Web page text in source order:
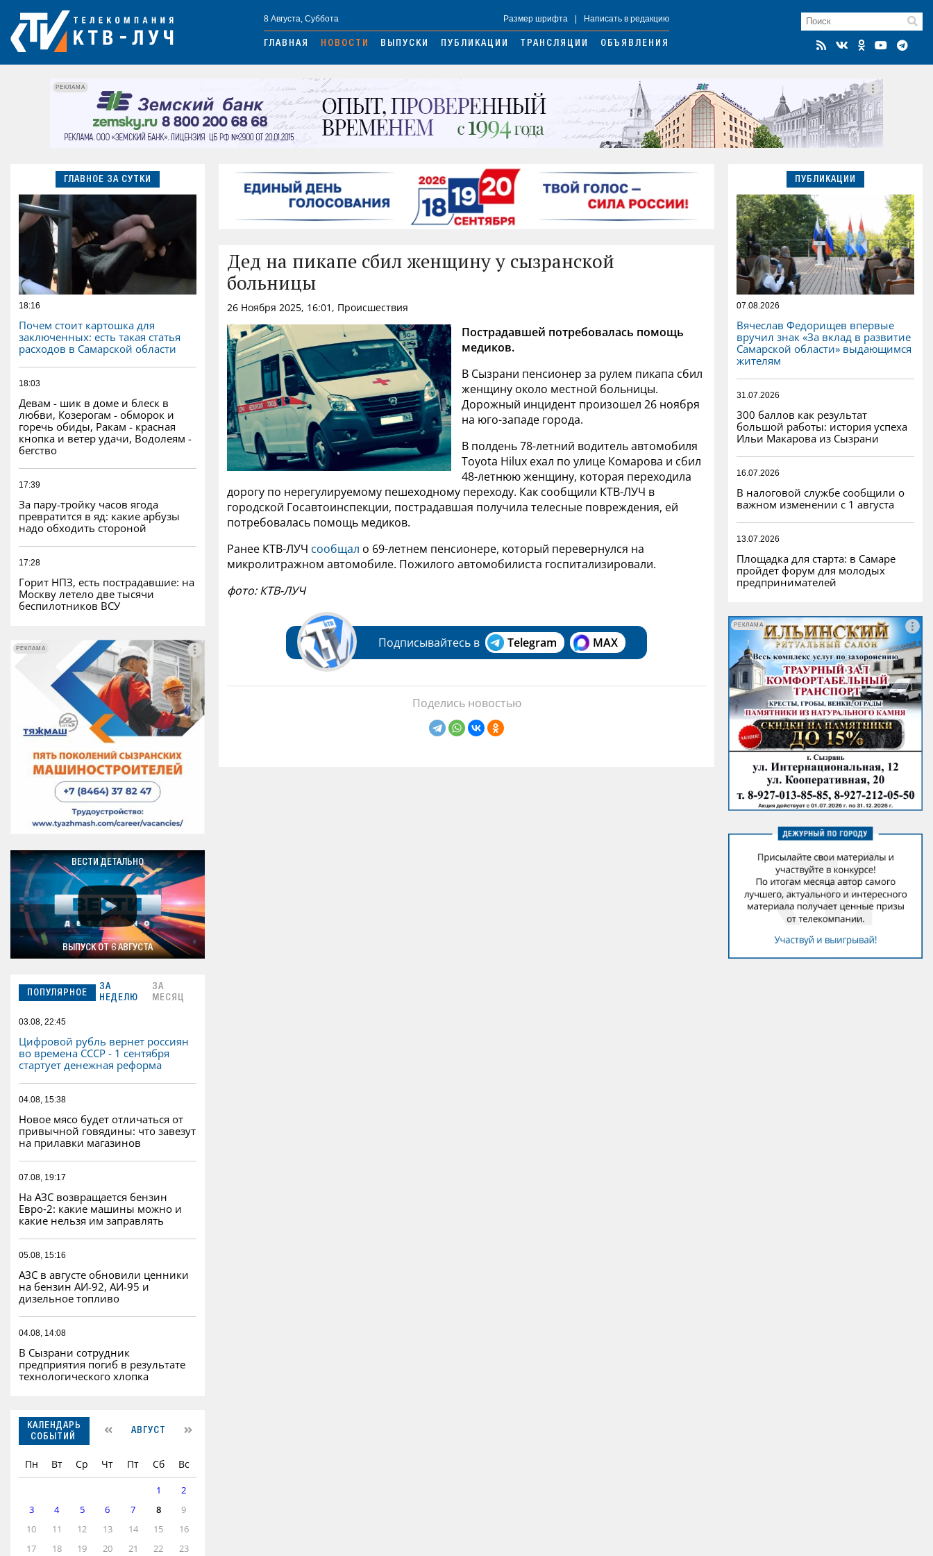
8 Августа, Суббота Размер шрифта Написать в редакцию
ГЛАВНАЯ НОВОСТИ ВЫПУСКИ ПУБЛИКАЦИИ ТРАНСЛЯЦИИ ОБЪЯВЛЕНИЯ
РЕКЛАМА
ГЛАВНОЕ ЗА СУТКИ
18:16
Почем стоит картошка для
заключенных: есть такая статья
расходов в Самарской области
18:03
Девам - шик в доме и блеск в
любви, Козерогам - обморок и
горечь обиды, Ракам - красная
кнопка и ветер удачи, Водолеям -
бегство
17:39
За пару-тройку часов ягода
превратится в яд: какие арбузы
надо обходить стороной
17:28
Горит НПЗ, есть пострадавшие: на
Москву летело две тысячи
беспилотников ВСУ
РЕКЛАМА
РЕКЛАМА
ВЕСТИ ДЕТАЛЬНО
ВЫПУСК ОТ 6 АВГУСТА
ПОПУЛЯРНОЕ
ЗА
НЕДЕЛЮ
ЗА
МЕСЯЦ
03.08, 22:45
Цифровой рубль вернет россиян
во времена СССР - 1 сентября
стартует денежная реформа
04.08, 15:38
Новое мясо будет отличаться от
привычной говядины: что завезут
на прилавки магазинов
07.08, 19:17
На АЗС возвращается бензин
Евро‑2: какие машины можно и
какие нельзя им заправлять
05.08, 15:16
АЗС в августе обновили ценники
на бензин АИ-92, АИ-95 и
дизельное топливо
04.08, 14:08
В Сызрани сотрудник
предприятия погиб в результате
технологического хлопка
КАЛЕНДАРЬ
СОБЫТИЙ
АВГУСТ
Пн Вт Ср Чт Пт Сб Вс
1
2
3
4 5 6 7 8
9
10
11 12 13 14 15
16
17
18 19 20 21 22 23
Дед на пикапе сбил женщину у сызранской
больницы
26 Ноября 2025, 16:01, Происшествия
Пострадавшей потребовалась помощь
медиков.
В Сызрани пенсионер за рулем пикапа сбил
женщину около местной больницы.
Дорожный инцидент произошел 26 ноября
на юго-западе города.
В полдень 78-летний водитель автомобиля
Toyota Hilux ехал по улице Комарова и сбил
48-летнюю женщину, которая переходила
дорогу по нерегулируемому пешеходному переходу. Как сообщили КТВ-ЛУЧ в
городской Госавтоинспекции, пострадавшая получила телесные повреждения, ей
потребовалась помощь медиков.
Ранее КТВ-ЛУЧ сообщал о 69-летнем пенсионере, который перевернулся на
микролитражном автомобиле. Пожилого автомобилиста госпитализировали.
фото: КТВ-ЛУЧ
Подписывайтесь в Telegram MAX
Поделись новостью
ПУБЛИКАЦИИ
07.08.2026
Вячеслав Федорищев впервые
вручил знак «За вклад в развитие
Самарской области» выдающимся
жителям
31.07.2026
300 баллов как результат
большой работы: история успеха
Ильи Макарова из Сызрани
16.07.2026
В налоговой службе сообщили о
важном изменении с 1 августа
13.07.2026
Площадка для старта: в Самаре
пройдет форум для молодых
предпринимателей
РЕКЛАМА